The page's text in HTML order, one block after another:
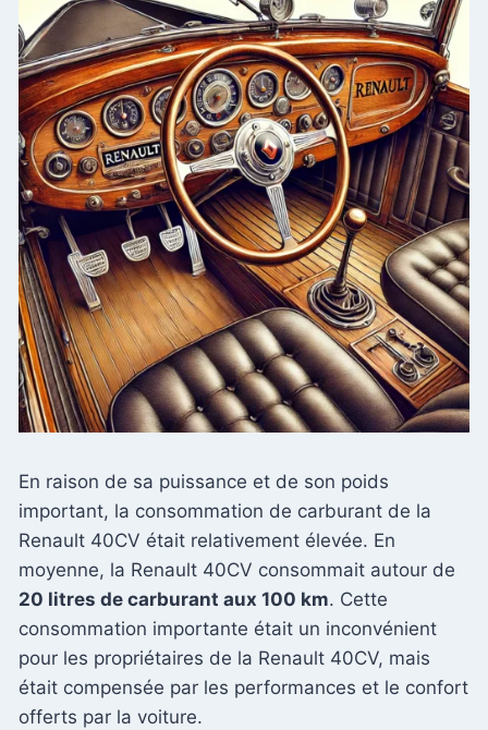
En raison de sa puissance et de son poids
important, la consommation de carburant de la
Renault 40CV était relativement élevée. En
moyenne, la Renault 40CV consommait autour de
20 litres de carburant aux 100 km. Cette
consommation importante était un inconvénient
pour les propriétaires de la Renault 40CV, mais
était compensée par les performances et le confort
offerts par la voiture.